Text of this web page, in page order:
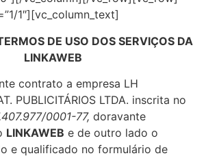
1″][vc_column_text]
DE USO DOS SERVIÇOS DA
LINKAWEB
contrato a empresa LH
PUBLICITÁRIOS LTDA. inscrita no
0001-77, doravante
LINKAWEB e de outro lado o
e qualificado no formulário de